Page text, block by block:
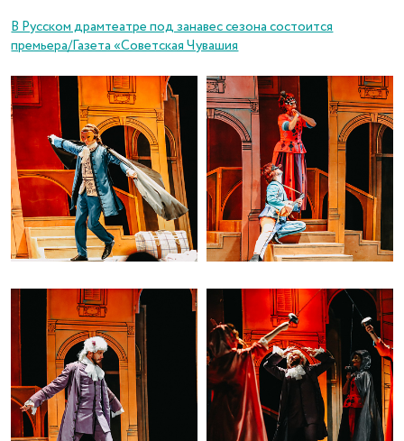
В Русском драмтеатре под занавес сезона состоится
премьера/Газета «Советская Чувашия